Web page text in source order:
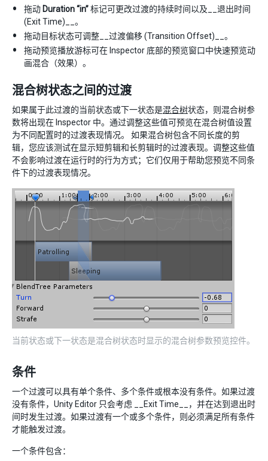
拖动 Duration “in”标记可更改过渡的持续时间以及__退出时间
(Exit Time)__。
拖动目标状态可调整__过渡偏移 (Transition Offset)__。
拖动预览播放游标可在 Inspector 底部的预览窗口中快速预览动
画混合（效果）。
混合树状态之间的过渡
如果属于此过渡的当前状态或下一状态是混合树状态，则混合树参
数将出现在 Inspector 中。通过调整这些值可预览在混合树值设置
为不同配置时的过渡表现情况。 如果混合树包含不同长度的剪
辑，您应该测试在显示短剪辑和长剪辑时的过渡表现。调整这些值
不会影响过渡在运行时的行为方式；它们仅用于帮助您预览不同条
件下的过渡表现情况。
当前状态或下一状态是混合树状态时显示的混合树参数预览控件。
条件
一个过渡可以具有单个条件、多个条件或根本没有条件。如果过渡
没有条件，Unity Editor 只会考虑 __Exit Time__，并在达到退出时
间时发生过渡。如果过渡有一个或多个条件，则必须满足所有条件
才能触发过渡。
一个条件包含：